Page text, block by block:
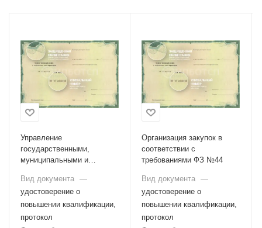
Управление
государственными,
муниципальными и
Вид документа —
удостоверение о
повышении квалификации,
протокол
Организация закупок в
соответствии с
требованиями ФЗ №44
Вид документа —
удостоверение о
повышении квалификации,
протокол